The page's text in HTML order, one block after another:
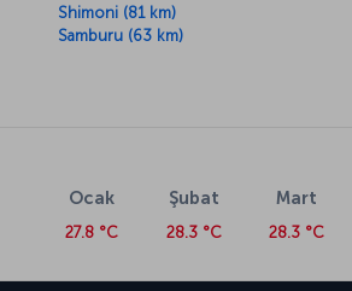
Shimoni (81 km)
Samburu (63 km)
Ocak
27.8 °C
Şubat
28.3 °C
Mart
28.3 °C